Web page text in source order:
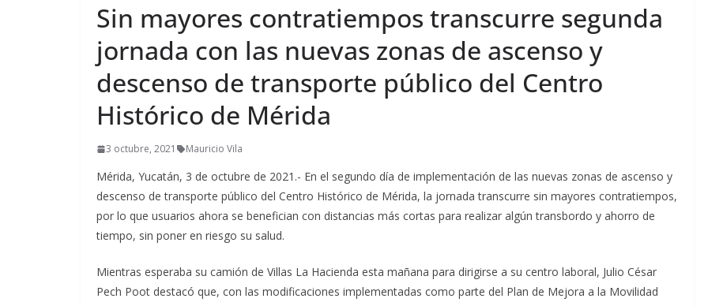
Sin mayores contratiempos transcurre segunda
jornada con las nuevas zonas de ascenso y
descenso de transporte público del Centro
Histórico de Mérida
3 octubre, 2021 Mauricio Vila
Mérida, Yucatán, 3 de octubre de 2021.- En el segundo día de implementación de las nuevas zonas de ascenso y
descenso de transporte público del Centro Histórico de Mérida, la jornada transcurre sin mayores contratiempos,
por lo que usuarios ahora se benefician con distancias más cortas para realizar algún transbordo y ahorro de
tiempo, sin poner en riesgo su salud.
Mientras esperaba su camión de Villas La Hacienda esta mañana para dirigirse a su centro laboral, Julio César
Pech Poot destacó que, con las modificaciones implementadas como parte del Plan de Mejora a la Movilidad